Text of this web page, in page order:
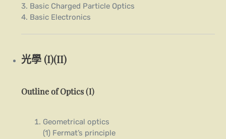
3. Basic Charged Particle Optics
4. Basic Electronics
光學 (I)(II)
Outline of Optics (I)
Geometrical optics
(1) Fermat’s principle